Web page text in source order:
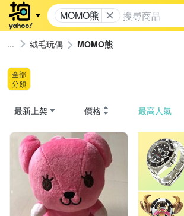
MOMO熊
絨毛玩偶 MOMO熊
全部
分類
最新上架 價格 最高人氣